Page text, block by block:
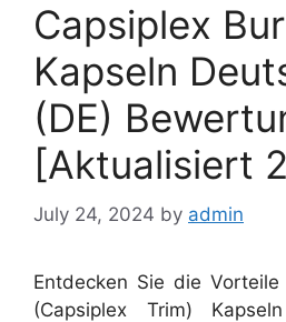
Capsiplex
Kapseln
(DE)
[Aktualisiert
July 24, 2024 by admin
Entdecken Sie die
(Capsiplex Trim)